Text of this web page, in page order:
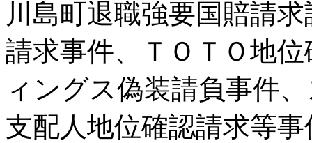
川島町退職強要国賠請
請求事件、ＴＯＴＯ地
ィングス偽装請負事件
支配人地位確認請求等